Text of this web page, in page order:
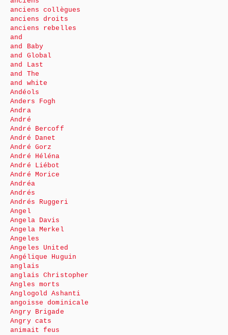
anciens collègues
anciens droits
anciens rebelles
and
and Baby
and Global
and Last
and The
and white
Andéols
Anders Fogh
Andra
André
André Bercoff
André Danet
André Gorz
André Héléna
André Liébot
André Morice
Andréa
Andrés
Andrés Ruggeri
Angel
Angela Davis
Angela Merkel
Angeles
Angeles United
Angélique Huguin
anglais
anglais Christopher
Angles morts
Anglogold Ashanti
angoisse dominicale
Angry Brigade
Angry cats
animait feus